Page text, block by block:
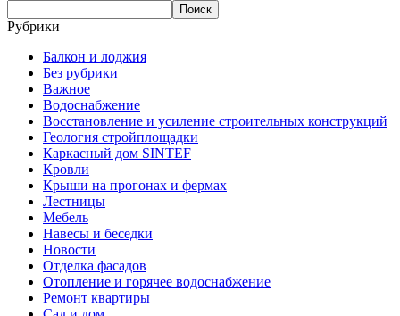
Рубрики
Балкон и лоджия
Без рубрики
Важное
Водоснабжение
Восстановление и усиление строительных конструкций
Геология стройплощадки
Каркасный дом SINTEF
Кровли
Крыши на прогонах и фермах
Лестницы
Мебель
Навесы и беседки
Новости
Отделка фасадов
Отопление и горячее водоснабжение
Ремонт квартиры